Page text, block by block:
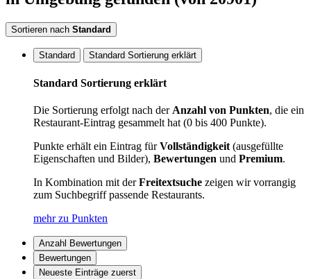
Sortieren nach Standard
Standard Standard Sortierung erklärt
Standard Sortierung erklärt
Die Sortierung erfolgt nach derAnzahl von Punkten, die ein
Restaurant-Eintrag gesammelt hat (0 bis 400 Punkte).
Punkte erhält ein Eintrag fürVollständigkeit(ausgefüllte
Eigenschaften und Bilder), Bewertungen und Premium.
In Kombination mit derFreitextsuche zeigen wir vorrangig
zum Suchbegriff passende Restaurants.
mehr zu Punkten
Anzahl Bewertungen
Bewertungen
Neueste Einträge zuerst